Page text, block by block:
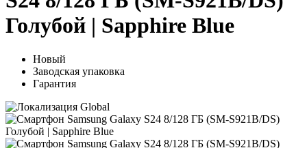
Голубой | Sapphire Blue
Новый
Заводская упаковка
Гарантия